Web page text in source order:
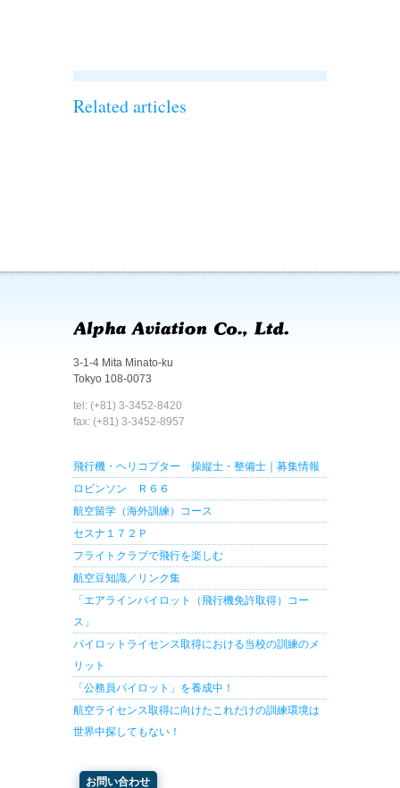
Related articles
3-1-4 Mita Minato-ku
Tokyo 108-0073
tel: (+81) 3-3452-8420
fax: (+81) 3-3452-8957
飛行機・ヘリコプター 操縦士・整備士｜募集情報
ロビンソン Ｒ６６
航空留学（海外訓練）コース
セスナ１７２Ｐ
フライトクラブで飛行を楽しむ
航空豆知識／リンク集
「エアラインパイロット（飛行機免許取得）コー
ス」
パイロットライセンス取得における当校の訓練のメ
リット
「公務員パイロット」を養成中！
航空ライセンス取得に向けたこれだけの訓練環境は
世界中探してもない！
お問い合わせ